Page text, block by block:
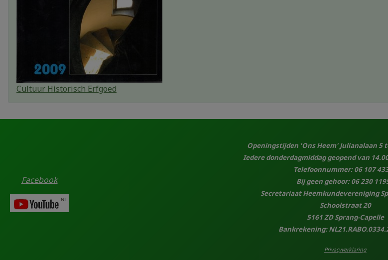
Cultuur Historisch Erfgoed
Facebook
Openingstijden 'Ons Heem' Julianalaan 5
Iedere donderdagmiddag geopend van
Telefoonnummer: 06 107
Bij geen gehoor: 06 230
Secretariaat Heemkundevereniging
Schoolstraat 20
5161 ZD Sprang-Capelle
Bankrekening:
Privacyverklaring